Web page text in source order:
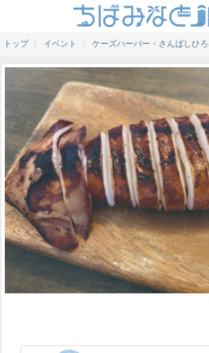
トップ イベント ケーズハーバー・さんばしひ